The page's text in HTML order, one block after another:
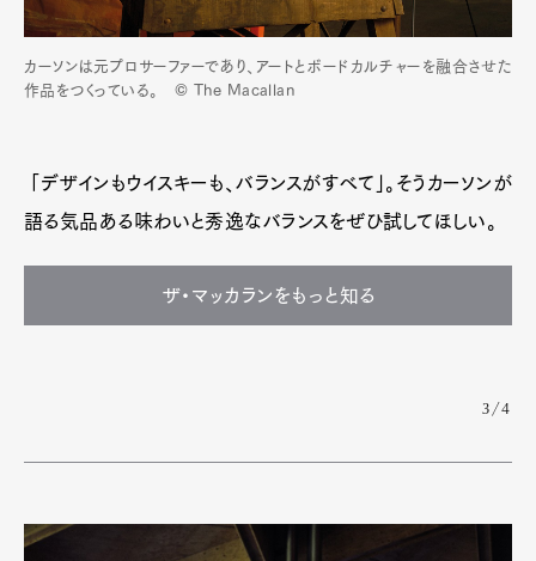
カーソンは元プロサーファーであり、アートとボードカルチャーを融合させた
作品をつくっている。 © The Macallan
「デザインもウイスキーも、バランスがすべて」。そうカーソンが
語る気品ある味わいと秀逸なバランスをぜひ試してほしい。
ザ・マッカランをもっと知る
3/4